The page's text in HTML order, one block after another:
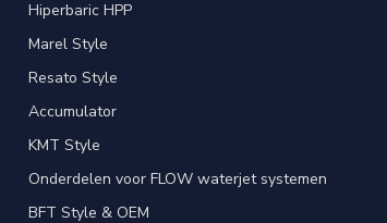
Hiperbaric HPP
Marel Style
Resato Style
Accumulator
KMT Style
Onderdelen voor FLOW waterjet systemen
BFT Style & OEM